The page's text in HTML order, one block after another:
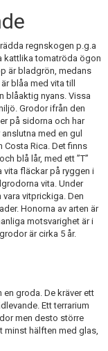
regnskogen p.g.a
kattlika tomatröda ögon
är bladgrön, medans
blåa med vita till
blåaktig nyans. Vissa
Grodor ifrån den
på sidorna och har
med en gul
Costa Rica. Det finns
blå lår, med ett ”T”
vita fläckar på ryggen i
vita. Under
vitprickiga. Den
Honorna av arten är
motsvarighet är i
är cirka 5 år.
groda. De kräver ett
Ett terrarium
men desto större
minst hälften med glas,